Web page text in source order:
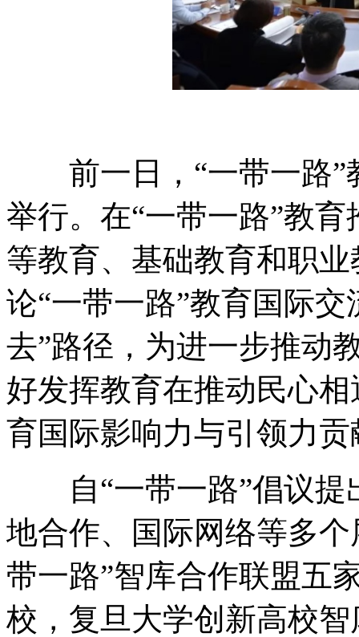
前一日，“一带一路”
举行。在“一带一路”教
等教育、基础教育和职
论“一带一路”教育国际
去”路径，为进一步推动
好发挥教育在推动民心
育国际影响力与引领力
自“一带一路”倡议提
地合作、国际网络等多
带一路”智库合作联盟五
校，复旦大学创新高校